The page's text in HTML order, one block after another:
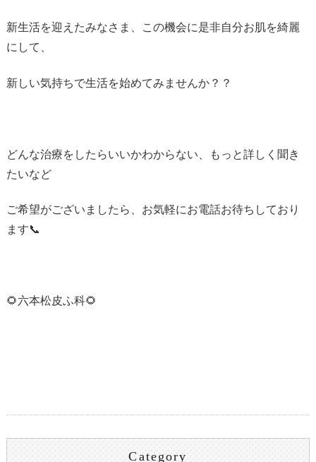
新生活を迎えたみなさま、この機会に是非自分お肌を綺麗
にして、
新しい気持ちで生活を始めてみませんか？？
どんな治療をしたらいいかわからない、もっと詳しく聞き
たいなど
ご希望がございましたら、お気軽にお電話お待ちしており
ます📞
🌻六本松皮ふ科🌻
Category